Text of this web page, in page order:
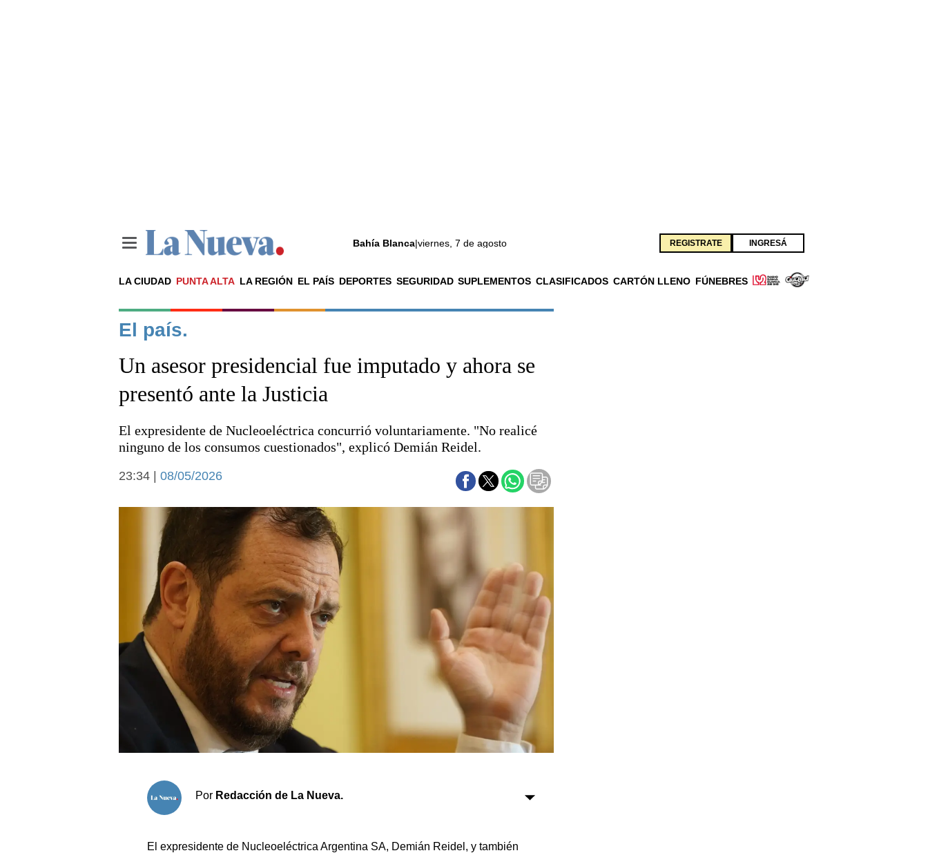
Bahía Blanca|viernes, 7 de agosto REGISTRATE INGRESÁ
LA CIUDAD PUNTA ALTA LA REGIÓN EL PAÍS DEPORTES SEGURIDAD SUPLEMENTOS CLASIFICADOS CARTÓN LLENO FÚNEBRES
Noticias
La ciudad
El país
Seguridad
Deportes
Escenario Olímpico
Liga del Sur
Federal A
Arte y cultura
Aplausos
Cines
Economía y campo
Economía y finanzas
Con el campo
Espacio empresas
Sociedad y tiempo libre
Sociedad
Tecnología
Turismo
Salud
Horóscopo
Suplementos
Transportes
El país.
Un asesor presidencial fue imputado y ahora se
presentó ante la Justicia
El expresidente de Nucleoeléctrica concurrió voluntariamente. "No realicé
ninguno de los consumos cuestionados", explicó Demián Reidel.
23:34 | 08/05/2026
Por Redacción de La Nueva.
El expresidente de Nucleoeléctrica Argentina SA, Demián Reidel, y también